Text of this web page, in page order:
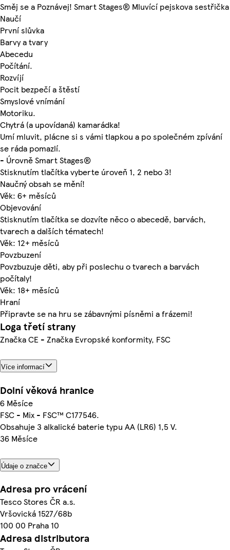
Směj se a Poznávej! Smart Stages® Mluvící pejskova sestřička
Naučí
První slůvka
Barvy a tvary
Abecedu
Počítání.
Rozvíjí
Pocit bezpečí a štěstí
Smyslové vnímání
Motoriku.
Chytrá (a upovídaná) kamarádka!
Umí mluvit, plácne si s vámi tlapkou a po společném zpívání
se ráda pomazlí.
- Úrovně Smart Stages®
Stisknutím tlačítka vyberte úroveň 1, 2 nebo 3!
Naučný obsah se mění!
Věk: 6+ měsíců
Objevování
Stisknutím tlačítka se dozvíte něco o abecedě, barvách,
tvarech a dalších tématech!
Věk: 12+ měsíců
Povzbuzení
Povzbuzuje děti, aby při poslechu o tvarech a barvách
počítaly!
Věk: 18+ měsíců
Hraní
Připravte se na hru se zábavnými písněmi a frázemi!
Loga třetí strany
Značka CE - Značka Evropské konformity, FSC
Více informací
Dolní věková hranice
6 Měsíce
FSC - Mix - FSC™ C177546.
Obsahuje 3 alkalické baterie typu AA (LR6) 1,5 V.
36 Měsíce
Údaje o značce
Adresa pro vrácení
Tesco Stores ČR a.s.
Vršovická 1527/68b
100 00 Praha 10
Adresa distributora